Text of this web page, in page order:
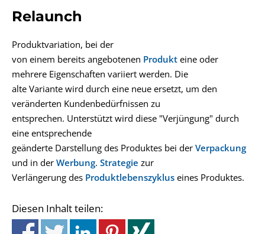
Relaunch
Produktvariation, bei der
von einem bereits angebotenen Produkt eine oder
mehrere Eigenschaften variiert werden. Die
alte Variante wird durch eine neue ersetzt, um den
veränderten Kundenbedürfnissen zu
entsprechen. Unterstützt wird diese "Verjüngung" durch
eine entsprechende
geänderte Darstellung des Produktes bei der Verpackung
und in der Werbung. Strategie zur
Verlängerung des Produktlebenszyklus eines Produktes.
Diesen Inhalt teilen: